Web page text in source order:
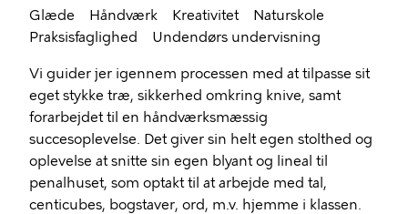
Glæde
Håndværk Kreativitet
Naturskole
Praksisfaglighed
Undendørs undervisning
Vi guider jer igennem processen med at tilpasse sit
eget stykke træ, sikkerhed omkring knive, samt
forarbejdet til en håndværksmæssig
succesoplevelse. Det giver sin helt egen stolthed og
oplevelse at snitte sin egen blyant og lineal til
penalhuset, som optakt til at arbejde med tal,
centicubes, bogstaver, ord, m.v. hjemme i klassen.